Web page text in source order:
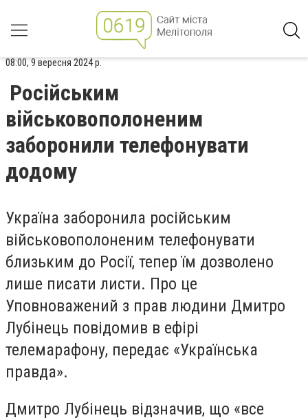
08:00, 9 вересня 2024 р.
Російським
військовополоненим
заборонили телефонувати
додому
Україна заборонила російським
військовополоненим телефонувати
близьким до Росії, тепер їм дозволено
лише писати листи. Про це
Уповноважений з прав людини Дмитро
Лубінець повідомив в ефірі
телемарафону, передає «Українська
правда».
Дмитро Лубінець відзначив, що «все